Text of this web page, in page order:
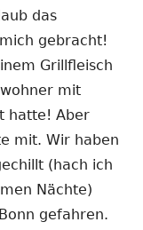
das
gebracht!
Grillfleisch
mit
hatte! Aber
mit. Wir haben
(hach ich
Nächte)
gefahren.